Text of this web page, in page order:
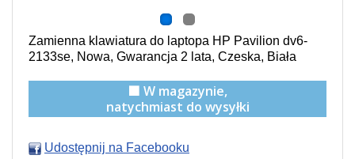
Zamienna klawiatura do laptopa HP Pavilion dv6-
2133se, Nowa, Gwarancja 2 lata, Czeska, Biała
🟩 W magazynie,
natychmiast do wysyłki
Udostępnij na Facebooku